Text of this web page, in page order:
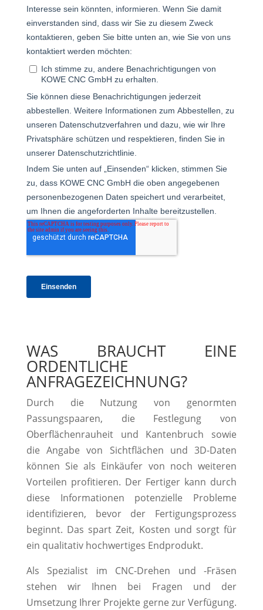
WAS BRAUCHT EINE
ORDENTLICHE
ANFRAGEZEICHNUNG?
Durch die Nutzung von genormten
Passungspaaren, die Festlegung von
Oberflächenrauheit und Kantenbruch sowie
die Angabe von Sichtflächen und 3D-Daten
können Sie als Einkäufer von noch weiteren
Vorteilen profitieren. Der Fertiger kann durch
diese Informationen potenzielle Probleme
identifizieren, bevor der Fertigungsprozess
beginnt. Das spart Zeit, Kosten und sorgt für
ein qualitativ hochwertiges Endprodukt.
Als Spezialist im CNC-Drehen und -Fräsen
stehen wir Ihnen bei Fragen und der
Umsetzung Ihrer Projekte gerne zur Verfügung.